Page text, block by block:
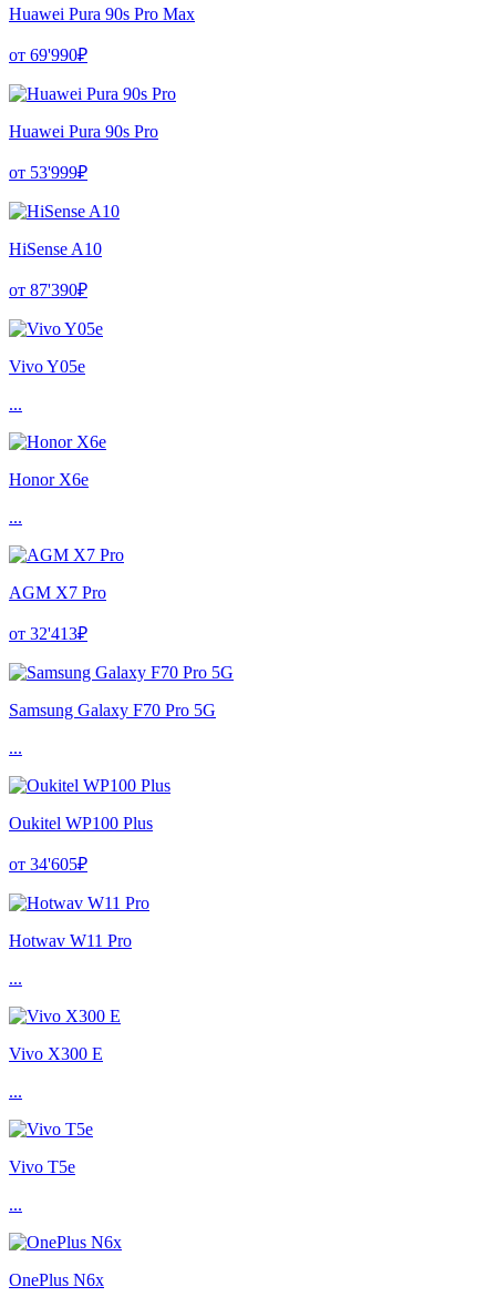
Huawei Pura 90s Pro Max
от 69'990₽
Huawei Pura 90s Pro
от 53'999₽
HiSense A10
от 87'390₽
Vivo Y05e
...
Honor X6e
...
AGM X7 Pro
от 32'413₽
Samsung Galaxy F70 Pro 5G
...
Oukitel WP100 Plus
от 34'605₽
Hotwav W11 Pro
...
Vivo X300 E
...
Vivo T5e
...
OnePlus N6x